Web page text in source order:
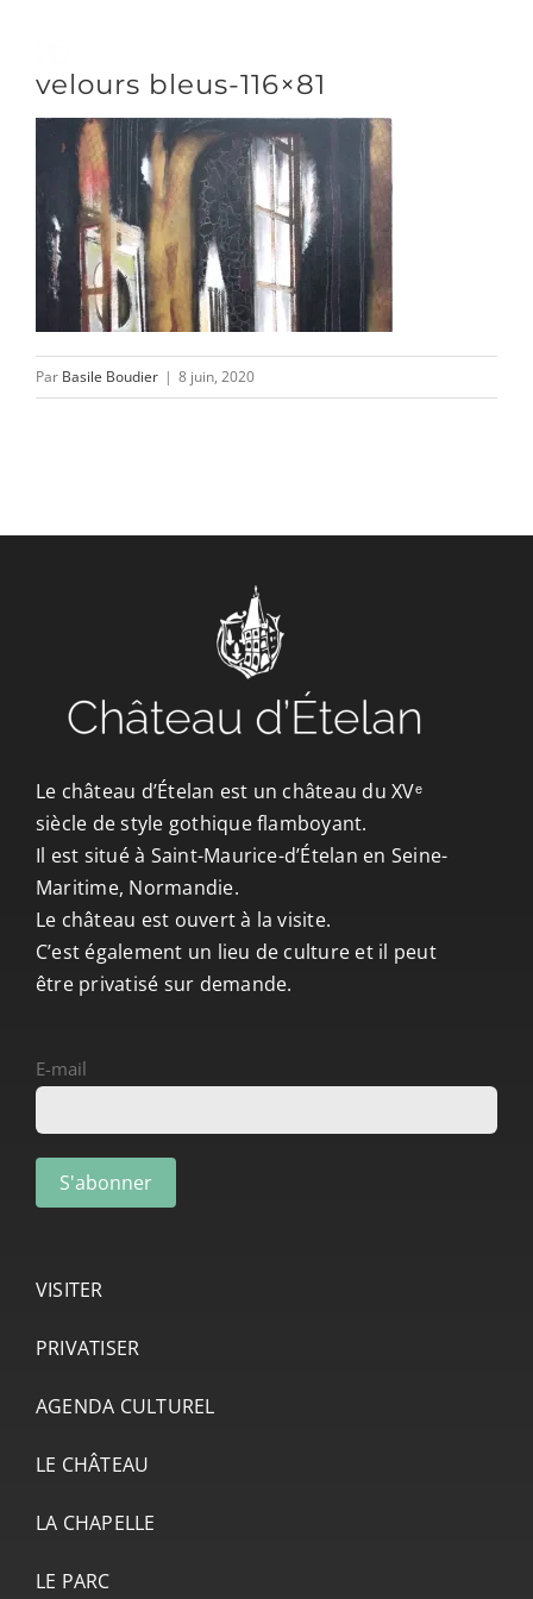
contenu
DÉCOUVRIR
VENIR
CONTACT/ACCÈS
velours bleus-116×81
Par Basile Boudier | 8 juin, 2020
Le château d’Ételan est un château du XVᵉ
siècle de style gothique flamboyant.
Il est situé à Saint-Maurice-d’Ételan en Seine-
Maritime, Normandie.
Le château est ouvert à la visite.
C’est également un lieu de culture et il peut
être privatisé sur demande.
E-mail
VISITER
PRIVATISER
AGENDA CULTUREL
LE CHÂTEAU
LA CHAPELLE
LE PARC